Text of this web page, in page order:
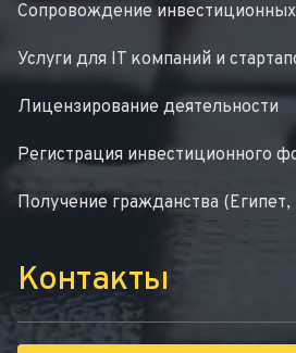
Сопровождение
Услуги для IT компаний и
Лицензирование деятельности
Регистрация инвестиционного
Получение гражданства (Египет,
Контакты